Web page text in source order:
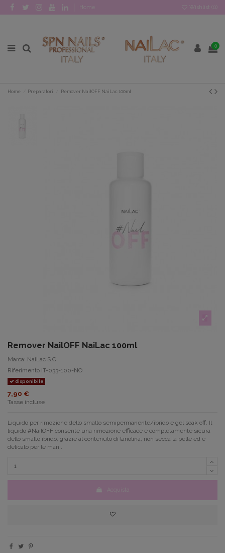
Home Wishlist (
0
Home Preparatori Remover NailOFF NaiLac 100ml
Remover NailOFF NaiLac 100ml
Marca: NaiLac S.C.
Riferimento IT-033-100-NO
disponibile
7,90 €
Tasse incluse
Liquido per rimozione dello smalto semipermanente/ibrido e gel soak off. Il
liquido #NailOFF consente una rimozione efficace e completamente sicura
dello smalto ibrido, grazie al contenuto di lanolina, non secca la pelle ed è
delicato per le mani.
Acquista